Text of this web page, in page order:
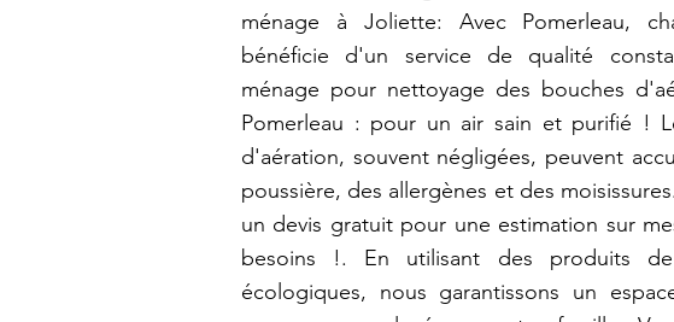
ménage à Joliette: Avec Pomerleau,
bénéficie d'un service de qualité
ménage pour nettoyage des bouches
Pomerleau : pour un air sain et purifié !
d'aération, souvent négligées, peuvent
poussière, des allergènes et des
un devis gratuit pour une estimation sur
besoins !. En utilisant des produits de
écologiques, nous garantissons un